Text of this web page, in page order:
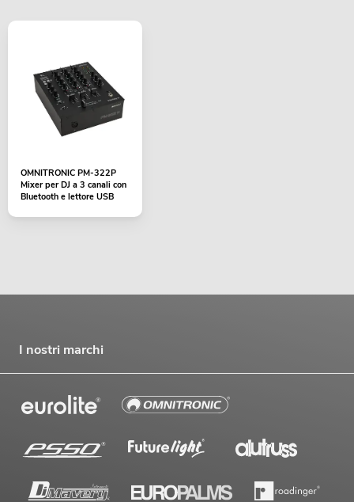
OMNITRONIC PM-322P
Mixer per DJ a 3 canali con
Bluetooth e lettore USB
I nostri marchi